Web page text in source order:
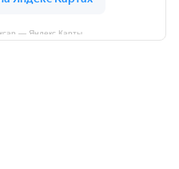
— Яндекс Карты